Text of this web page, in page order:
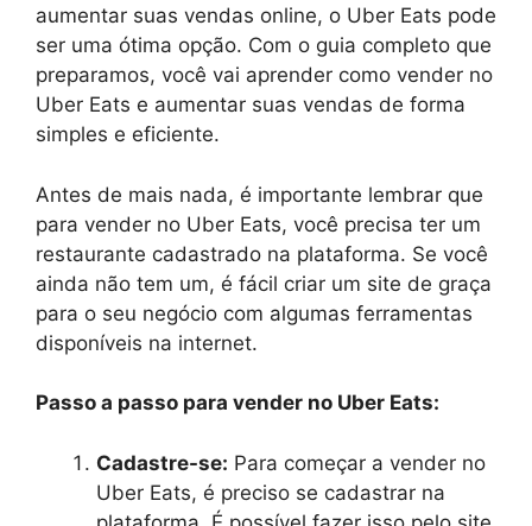
aumentar suas vendas online, o Uber Eats pode
ser uma ótima opção. Com o guia completo que
preparamos, você vai aprender como vender no
Uber Eats e aumentar suas vendas de forma
simples e eficiente.
Antes de mais nada, é importante lembrar que
para vender no Uber Eats, você precisa ter um
restaurante cadastrado na plataforma. Se você
ainda não tem um, é fácil criar um site de graça
para o seu negócio com algumas ferramentas
disponíveis na internet.
Passo a passo para vender no Uber Eats:
Cadastre-se: Para começar a vender no
Uber Eats, é preciso se cadastrar na